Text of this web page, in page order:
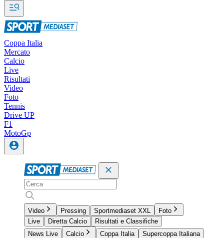
Coppa Italia
Mercato
Calcio
Live
Risultati
Video
Foto
Tennis
Drive UP
F1
MotoGp
Video Pressing Sportmediaset XXL
Foto
Live
Diretta Calcio
Risultati e Classifiche
News Live
Calcio Coppa Italia
Supercoppa Italiana